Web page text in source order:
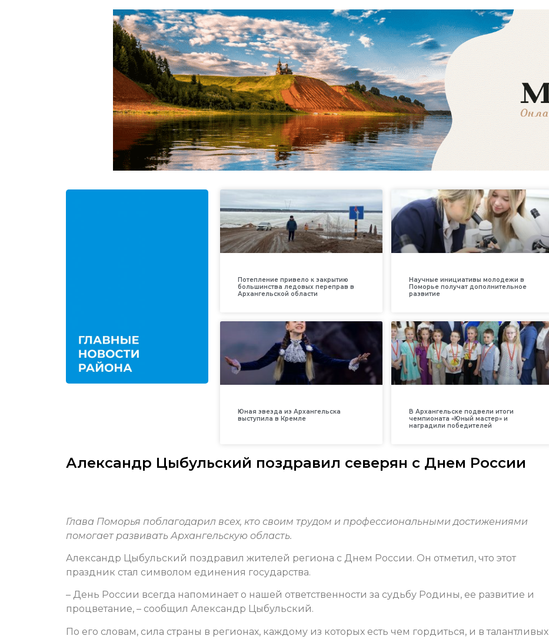
Потепление привело к закрытию
большинства ледовых переправ в
Архангельской области
Научные инициативы молодежи в
Поморье получат дополнительное
развитие
Юная звезда из Архангельска
выступила в Кремле
В Архангельске подвели итоги
чемпионата «Юный мастер» и
наградили победителей
Александр Цыбульский поздравил северян с Днем России
Глава Поморья поблагодарил всех, кто своим трудом и профессиональными достижениями
помогает развивать Архангельскую область.
Александр Цыбульский поздравил жителей региона с Днем России. Он отметил, что этот
праздник стал символом единения государства.
– День России всегда напоминает о нашей ответственности за судьбу Родины, ее развитие и
процветание, – сообщил Александр Цыбульский.
По его словам, сила страны в регионах, каждому из которых есть чем гордиться, и в талантливых